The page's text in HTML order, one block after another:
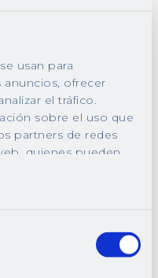
usan para
ofrecer
el tráfico.
sobre el uso que
partners de redes
quienes pueden
avisos
con las
asignadas.